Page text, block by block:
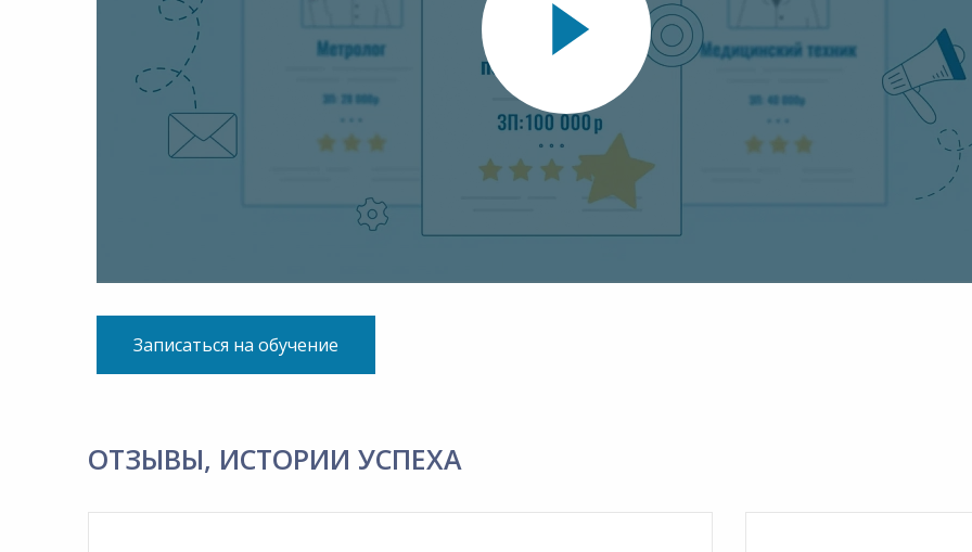
Записаться на обучение
ОТЗЫВЫ, ИСТОРИИ УСПЕХА